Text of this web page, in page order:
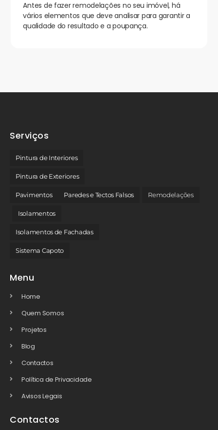
Antes de fazer remodelações no seu imóvel, há
vários elementos que deve analisar para garantir a
qualidade do resultado e a poupança.
Serviços
Pintura de Interiores
Pintura de Exteriores
Pavimentos Paredes e Tectos Falsos Remodelações
Isolamentos
Isolamentos de Fachadas
Sistema Capoto
Menu
Home
Quem Somos
Projetos
Blog
Contactos
Política de Privacidade
Avisos Legais
Contactos